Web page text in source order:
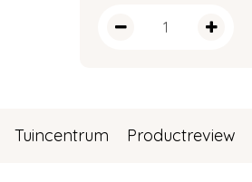
Tuincentrum Productreview